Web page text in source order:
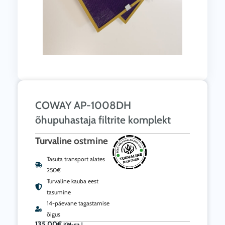
COWAY AP-1008DH
õhupuhastaja filtrite komplekt
Turvaline ostmine
Tasuta transport alates
250€
Turvaline kauba eest
tasumine
14-päevane tagastamise
õigus